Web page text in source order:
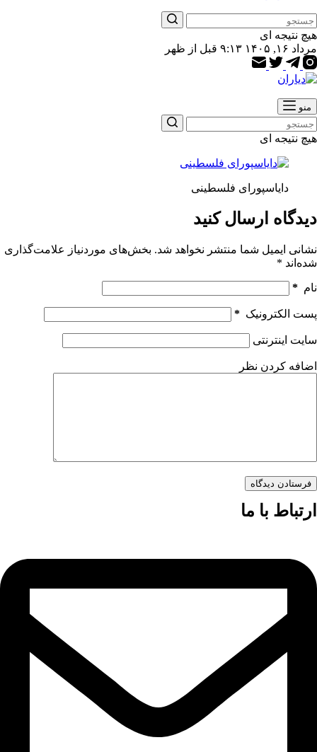
هیچ نتیجه ای
مرداد ۱۶, ۱۴۰۵ ۹:۱۳ قبل از ظهر
منو
هیچ نتیجه ای
دایاسپورای فلسطینی
دیدگاه ارسال کنید
نشانی ایمیل شما منتشر نخواهد شد. بخش‌های موردنیاز علامت‌گذاری
شده‌اند *
نام *
پست الکترونیک *
سایت اینترنتی
اضافه کردن نظر
فرستادن دیدگاه
ارتباط با ما